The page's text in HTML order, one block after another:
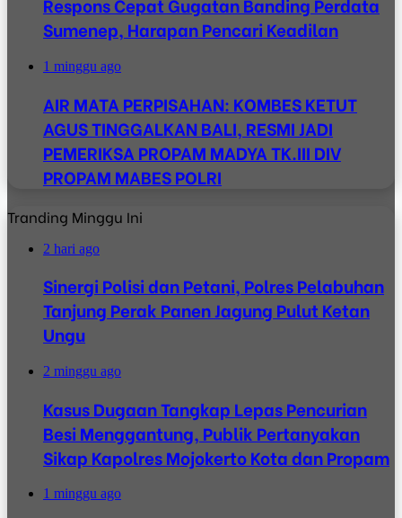
Respons Cepat Gugatan Banding Perdata
Sumenep, Harapan Pencari Keadilan
1 minggu ago
AIR MATA PERPISAHAN: KOMBES KETUT
AGUS TINGGALKAN BALI, RESMI JADI
PEMERIKSA PROPAM MADYA TK.III DIV
PROPAM MABES POLRI
Tranding Minggu Ini
2 hari ago
Sinergi Polisi dan Petani, Polres Pelabuhan
Tanjung Perak Panen Jagung Pulut Ketan
Ungu
2 minggu ago
Kasus Dugaan Tangkap Lepas Pencurian
Besi Menggantung, Publik Pertanyakan
Sikap Kapolres Mojokerto Kota dan Propam
1 minggu ago